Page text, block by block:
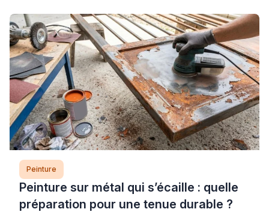
recherchent des alternatives économiques aux
vitraux traditionnels. Les peintures pour verre offrent
cette flexibilité tout en préservant la luminosité
naturelle. Cependant, le choix du bon produit
nécessite une compréhension des […]
Peinture
Peinture sur métal qui s’écaille : quelle
préparation pour une tenue durable ?